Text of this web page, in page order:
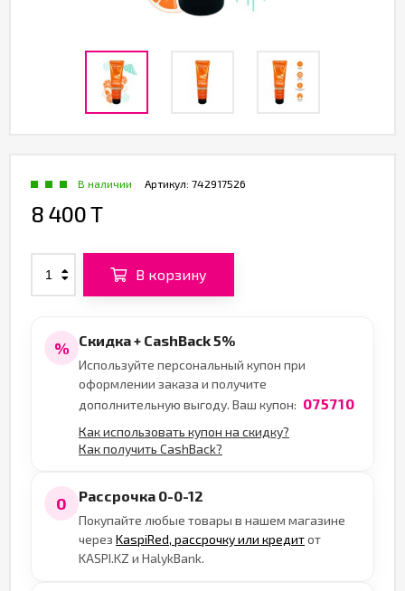
Артикул: 742917526
В наличии
8 400 T
В корзину
% Скидка + CashBack 5%
Используйте персональный купон при
оформлении заказа и получите
дополнительную выгоду. Ваш купон: 075710
Как использовать купон на скидку?
Как получить CashBack?
0 Рассрочка 0-0-12
Покупайте любые товары в нашем магазине
через KaspiRed, рассрочку или кредитот
KASPI.KZ и HalykBank.